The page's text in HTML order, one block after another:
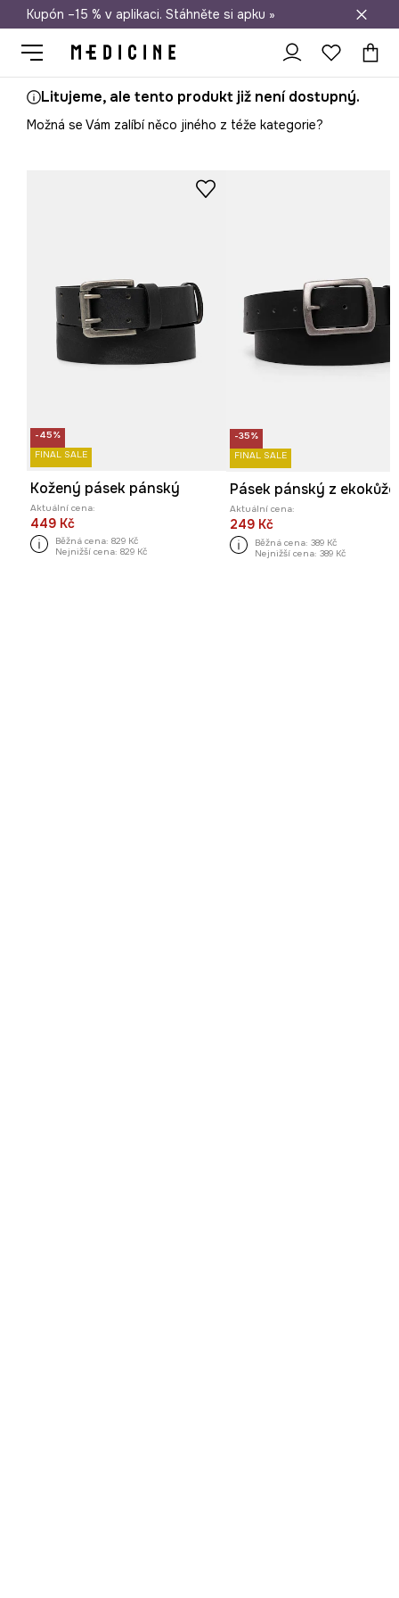
Doprava zdarma při nákupu nad 1 200 Kč
Kupón –15 % v aplikaci. Stáhněte si apku »
Litujeme, ale tento produkt již není dostupný.
Možná se Vám zalíbí něco jiného z téže kategorie?
-45%
FINAL SALE
Kožený pásek pánský
Aktuální cena:
449 Kč
Běžná cena: 829 Kč
Nejnižší cena: 829 Kč
-35%
FINAL SALE
Aktuální cena:
249 Kč
Běžná cena: 389 Kč
Nejnižší cena: 389 Kč